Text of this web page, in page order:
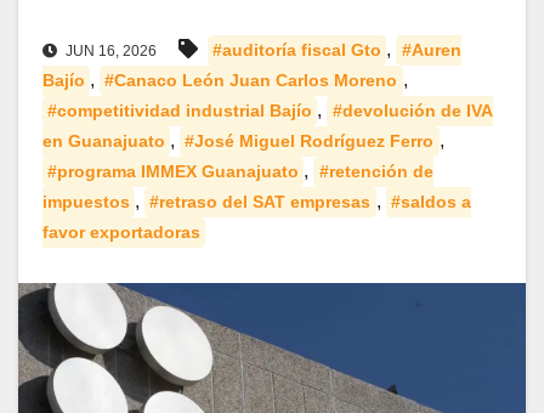
JUN 16, 2026 #auditoría fiscal Gto ,
#Auren
Bajío , #Canaco León Juan Carlos Moreno ,
#competitividad industrial Bajío ,
#devolución de IVA
en Guanajuato , #José Miguel Rodríguez Ferro ,
#programa IMMEX Guanajuato ,
#retención de
impuestos , #retraso del SAT empresas , #saldos a
favor exportadoras